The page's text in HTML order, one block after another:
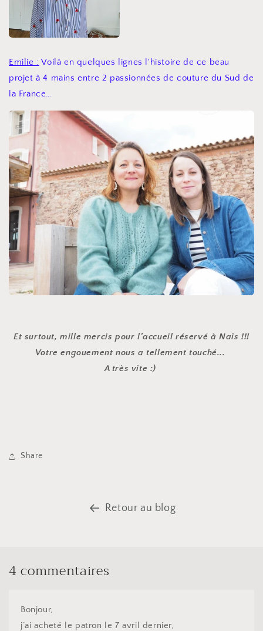
Emilie : Voilà en quelques lignes l'histoire de ce beau
projet à 4 mains entre 2 passionnées de couture du Sud de
la France…
Et surtout, mille mercis pour l’accueil réservé à Naïs !!!
Votre engouement nous a tellement touché...
A très vite :)
Share
Retour au blog
4 commentaires
Bonjour,
j’ai acheté le patron le 7 avril dernier,